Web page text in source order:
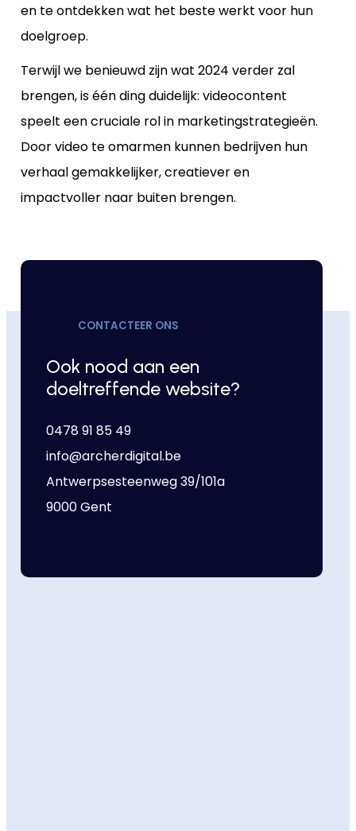
en te ontdekken wat het beste werkt voor hun
doelgroep.
Terwijl we benieuwd zijn wat 2024 verder zal
brengen, is één ding duidelijk: videocontent
speelt een cruciale rol in marketingstrategieën.
Door video te omarmen kunnen bedrijven hun
verhaal gemakkelijker, creatiever en
impactvoller naar buiten brengen.
CONTACTEER ONS
Ook nood aan een
doeltreffende website?
0478 91 85 49
info@archerdigital.be
Antwerpsesteenweg 39/101a
9000 Gent